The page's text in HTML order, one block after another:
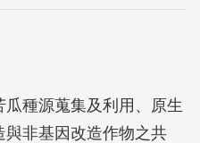
種源蒐集及利用、原生
非基因改造作物之共